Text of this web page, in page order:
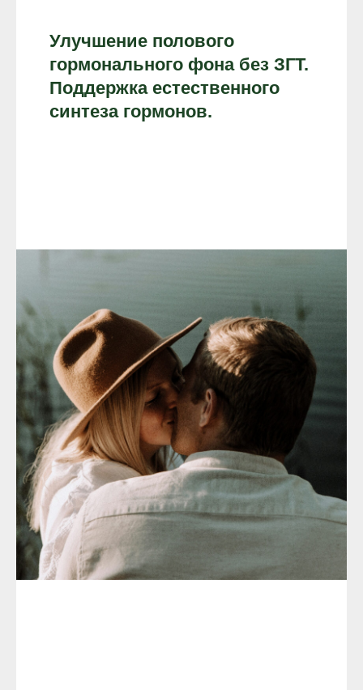
Улучшение полового
гормонального фона без ЗГТ.
Поддержка естественного
синтеза гормонов.